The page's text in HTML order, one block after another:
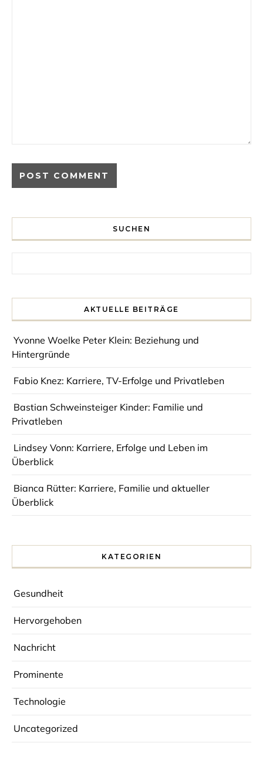
SUCHEN
AKTUELLE BEITRÄGE
Yvonne Woelke Peter Klein: Beziehung und
Hintergründe
Fabio Knez: Karriere, TV-Erfolge und Privatleben
Bastian Schweinsteiger Kinder: Familie und
Privatleben
Lindsey Vonn: Karriere, Erfolge und Leben im
Überblick
Bianca Rütter: Karriere, Familie und aktueller
Überblick
KATEGORIEN
Gesundheit
Hervorgehoben
Nachricht
Prominente
Technologie
Uncategorized